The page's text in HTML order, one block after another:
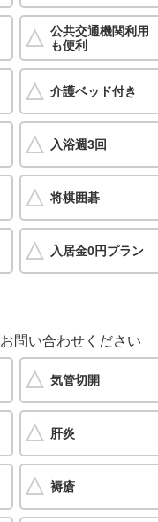
公共交通機関利用
も便利
介護ベッド付き
入浴週3回
将棋囲碁
入居金0円プラン
お問い合わせください
気管切開
肝炎
褥瘡